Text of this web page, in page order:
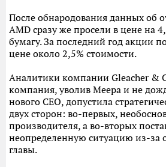
После обнародования данных об
AMD сразу же просели в цене на
бумагу. За последний год акции
цене около 2,5% стоимости.
Аналитики компании Gleacher &
компания, уволив Меера и не
нового CEO, допустила
двух сторон: во-первых,
производителя, а во-вторых
неопределенную ситуацию из-за
главы.